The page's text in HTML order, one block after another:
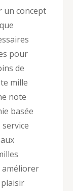
un concept
pour
de
mille
note
basée
améliorer